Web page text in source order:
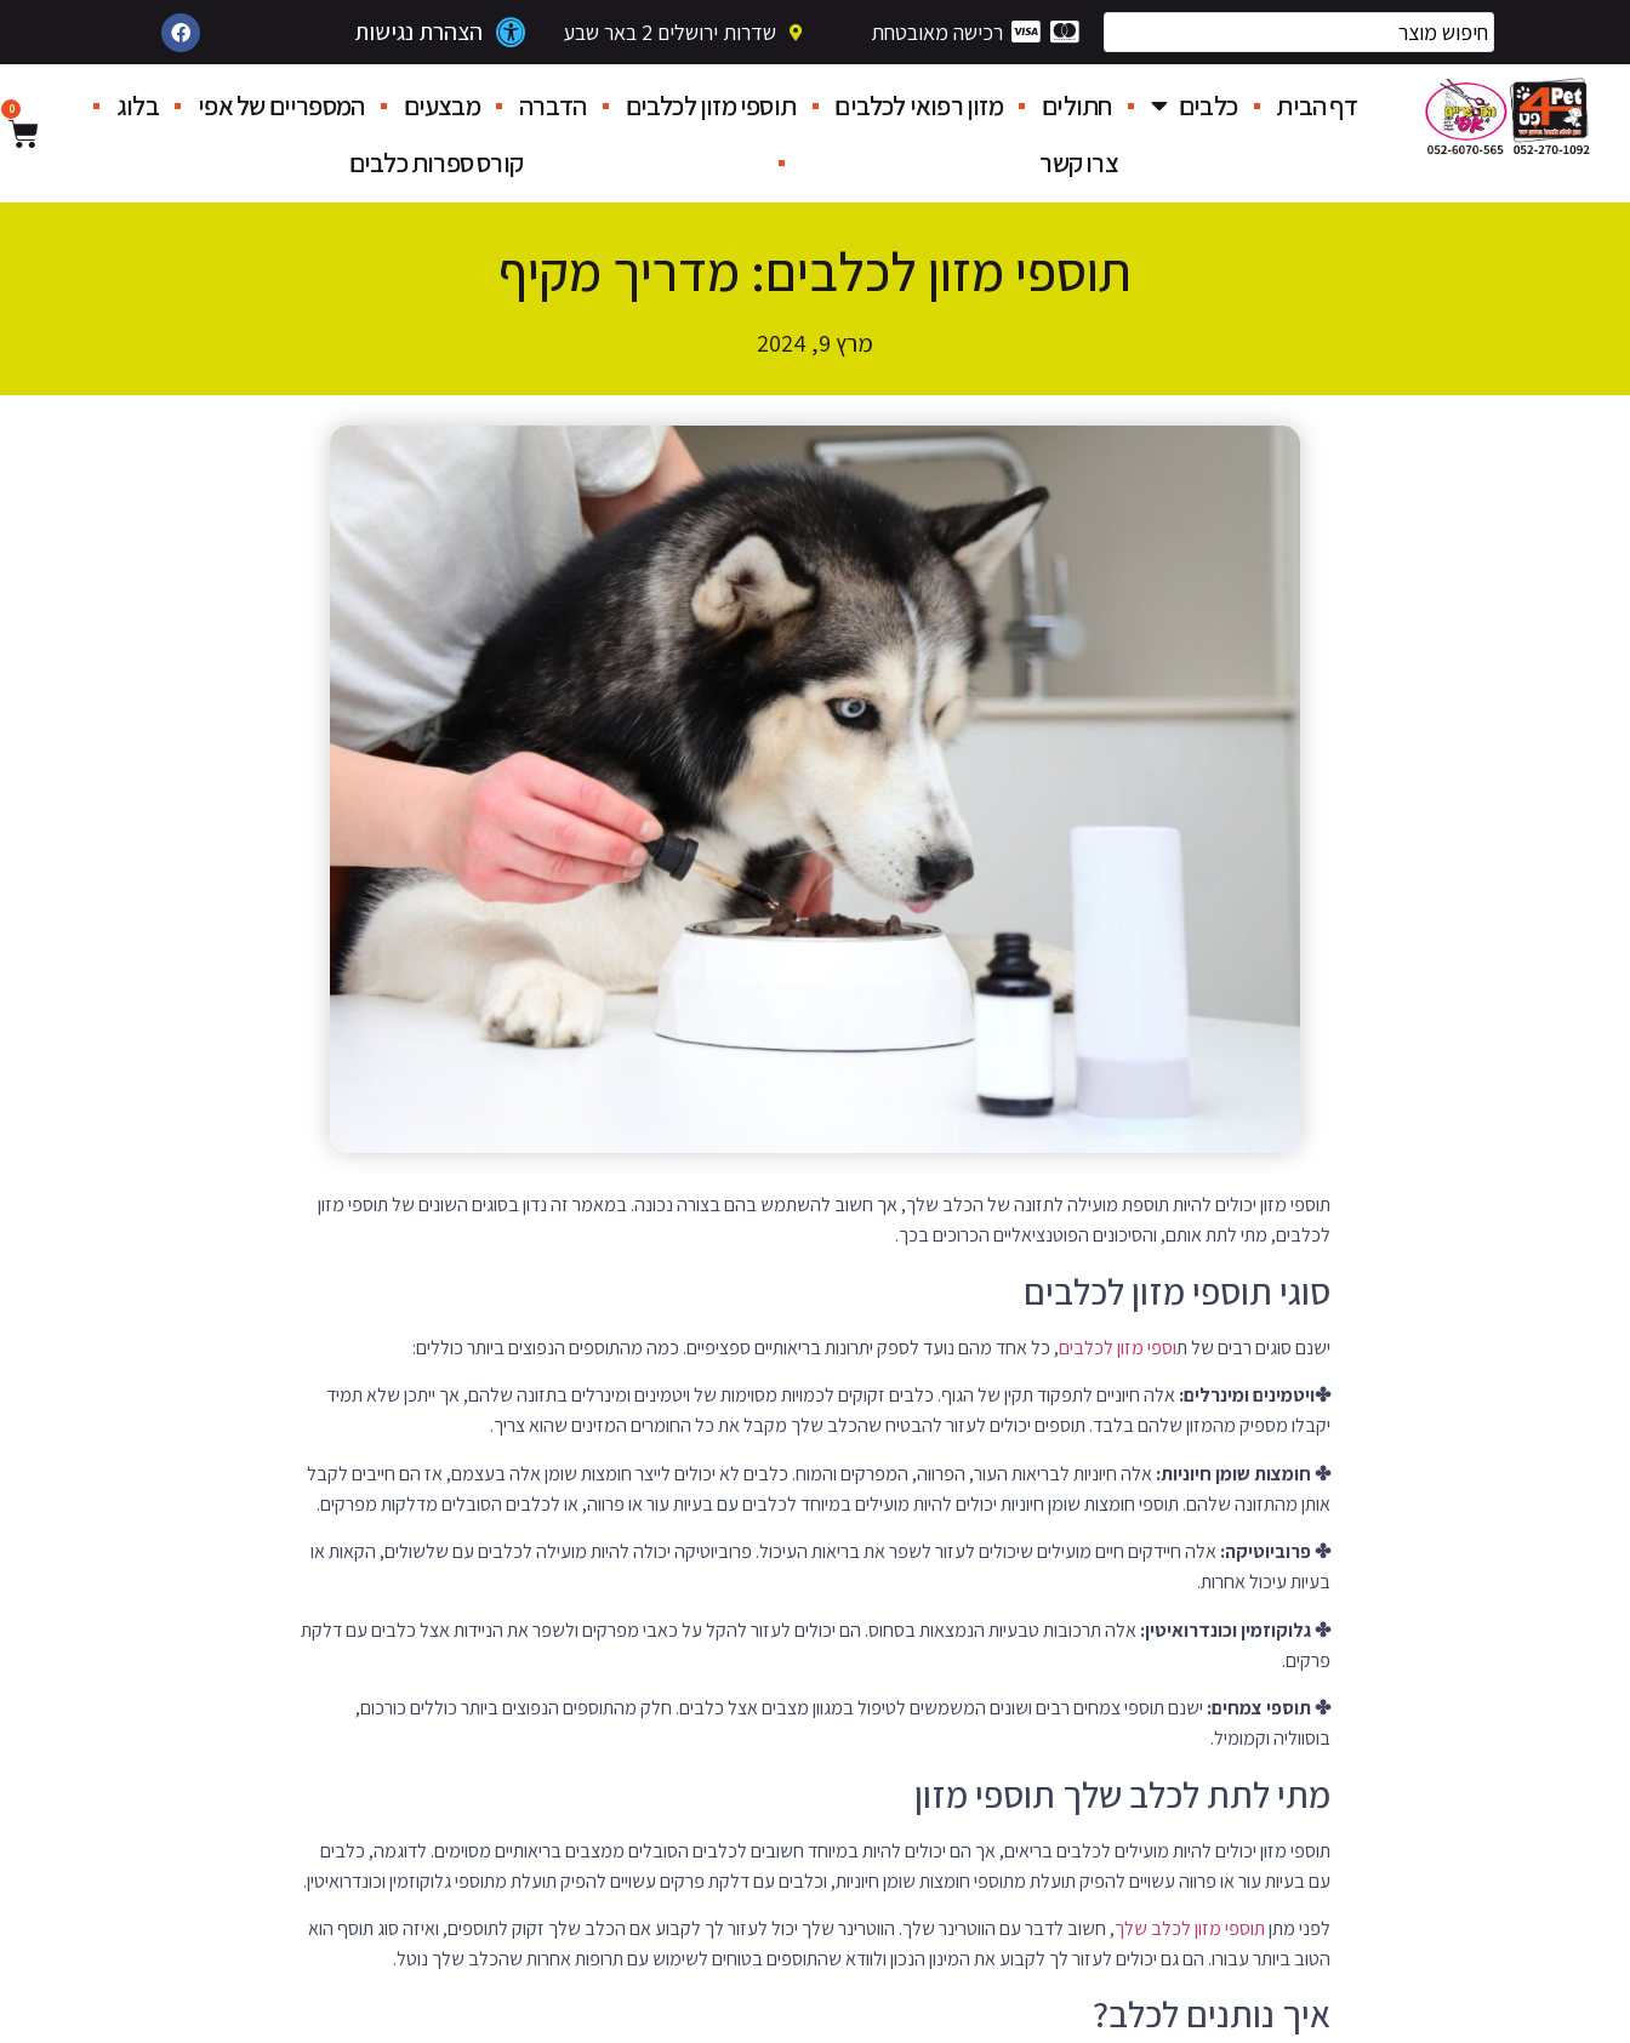
חתולים מזון רפואי לכלבים תוספי מזון לכלבים הדברה מבצעים המספריים של אפי
צרו קשר
קורס ספרות כלבים
תוספי מזון יכולים להיות תוספת מועילה לתזונה של הכלב שלך, אך חשוב להשתמש בהם בצורה נכונה. במאמר זה נדון בסוגים השונים של תוספי מזון
לכלבים, מתי לתת אותם, והסיכונים הפוטנציאליים הכרוכים בכך.
ישנם סוגים רבים של תוספי מזון לכלבים
, כל אחד מהם נועד לספק יתרונות בריאותיים ספציפיים. כמה מהתוספים הנפוצים ביותר כוללים:
אלה חיוניים לתפקוד תקין של הגוף. כלבים זקוקים לכמויות מסוימות של ויטמינים ומינרלים בתזונה שלהם, אך ייתכן שלא תמיד
יקבלו מספיק מהמזון שלהם בלבד. תוספים יכולים לעזור להבטיח שהכלב שלך מקבל את כל החומרים המזינים שהוא צריך.
אלה חיוניות לבריאות העור, הפרווה, המפרקים והמוח. כלבים לא יכולים לייצר חומצות שומן אלה בעצמם, אז הם חייבים לקבל
אותן מהתזונה שלהם. תוספי חומצות שומן חיוניות יכולים להיות מועילים במיוחד לכלבים עם בעיות עור או פרווה, או לכלבים הסובלים מדלקות מפרקים.
אלה חיידקים חיים מועילים שיכולים לעזור לשפר את בריאות העיכול. פרוביוטיקה יכולה להיות מועילה לכלבים עם שלשולים, הקאות או
✤ גלוקוזמין וכונדרואיטין:
אלה תרכובות טבעיות הנמצאות בסחוס. הם יכולים לעזור להקל על כאבי מפרקים ולשפר את הניידות אצל כלבים עם דלקת
✤ תוספי צמחים: ישנם תוספי צמחים רבים ושונים המשמשים לטיפול במגוון מצבים אצל כלבים. חלק מהתוספים הנפוצים ביותר כוללים כורכום,
בוסווליה וקמומיל.
מתי לתת לכלב שלך תוספי מזון
תוספי מזון יכולים להיות מועילים לכלבים בריאים, אך הם יכולים להיות במיוחד חשובים לכלבים הסובלים ממצבים בריאותיים מסוימים. לדוגמה, כלבים
לפני מתןתוספי מזון לכלב שלך, חשוב לדבר עם הווטרינר שלך. הווטרינר שלך יכול לעזור לך לקבוע אם הכלב שלך זקוק לתוספים, ואיזה סוג תוסף הוא
איך נותנים לכלב?
הדרך הטובה ביותר לתת לכלב תוספי מזון תלויה בסוג התוסף ובצורת ההגשה שלו.
הכלב, אך ייתכן שלא כל הכלבים יהיו שיתופיים.
הכלב, אך ייתכן שלא כל הכלבים יהיו שיתופיים.
✽ חטיפים: ישנם תוספי מזון המגיעים בצורת חטיפים טעימים שרוב הכלבים ישמחו לאכול.
טיפים לבחירת תוספי מזון איכותיים
רגע לפני שאתם בוחרים את התוסף הרצוי, הנה כמה נקודות שכדאי מאוד לשים אליהם לב רגע לפני שקונים
איכות:בחרו תוספי מזון מיצרנים מוכרים בעלי מוניטין טוב.
ודאו שהתוספים מכילים מרכיבים איכותיים ושהם פעילים ביולוגית.
מינון: הקפידו על המינון המומלץ על ידי היצרן או על ידי הווטרינר שלכם.